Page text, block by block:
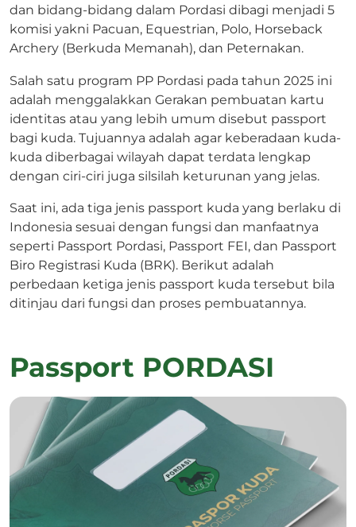
dan bidang-bidang dalam Pordasi dibagi menjadi 5
komisi yakni Pacuan, Equestrian, Polo, Horseback
Archery (Berkuda Memanah), dan Peternakan.
Salah satu program PP Pordasi pada tahun 2025 ini
adalah menggalakkan Gerakan pembuatan kartu
identitas atau yang lebih umum disebut passport
bagi kuda. Tujuannya adalah agar keberadaan kuda-
kuda diberbagai wilayah dapat terdata lengkap
dengan ciri-ciri juga silsilah keturunan yang jelas.
Saat ini, ada tiga jenis passport kuda yang berlaku di
Indonesia sesuai dengan fungsi dan manfaatnya
seperti Passport Pordasi, Passport FEI, dan Passport
Biro Registrasi Kuda (BRK). Berikut adalah
perbedaan ketiga jenis passport kuda tersebut bila
ditinjau dari fungsi dan proses pembuatannya.
Passport PORDASI